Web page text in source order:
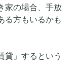
家の場合、手放
る方もいるかも
貸」するという